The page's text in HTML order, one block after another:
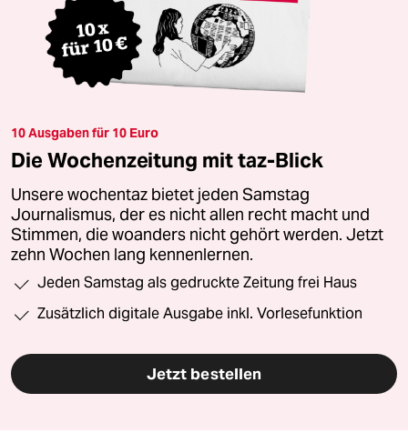
10 Ausgaben für 10 Euro
Die Wochenzeitung mit taz-Blick
Unsere wochentaz bietet jeden Samstag
Journalismus, der es nicht allen recht macht und
Stimmen, die woanders nicht gehört werden. Jetzt
zehn Wochen lang kennenlernen.
Jeden Samstag als gedruckte Zeitung frei Haus
Zusätzlich digitale Ausgabe inkl. Vorlesefunktion
Jetzt bestellen